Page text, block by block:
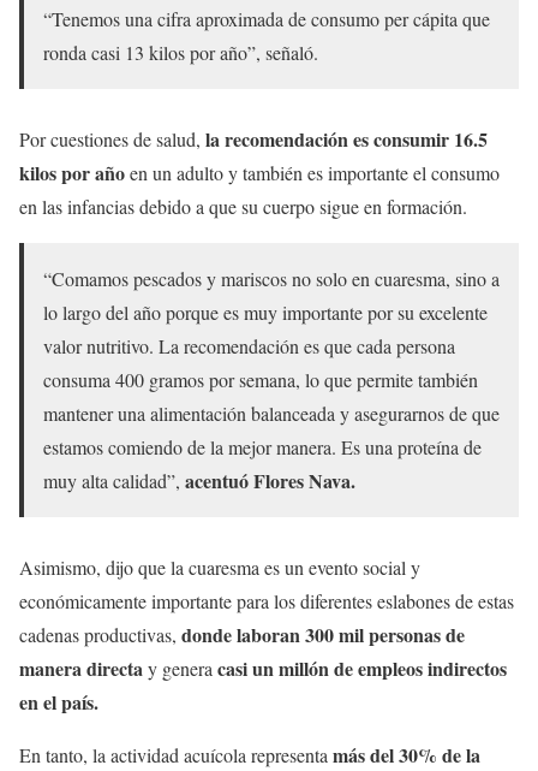
“Tenemos una cifra aproximada de consumo per cápita que
ronda casi 13 kilos por año”, señaló.
Por cuestiones de salud, la recomendación es consumir 16.5
kilos por añoen un adulto y también es importante el consumo
en las infancias debido a que su cuerpo sigue en formación.
“Comamos pescados y mariscos no solo en cuaresma, sino a
lo largo del año porque es muy importante por su excelente
valor nutritivo. La recomendación es que cada persona
consuma 400 gramos por semana, lo que permite también
mantener una alimentación balanceada y asegurarnos de que
estamos comiendo de la mejor manera. Es una proteína de
muy alta calidad”, acentuó Flores Nava.
Asimismo, dijo que la cuaresma es un evento social y
económicamente importante para los diferentes eslabones de estas
cadenas productivas, donde laboran 300 mil personas de
manera directa y genera casi un millón de empleos indirectos
en el país.
En tanto, la actividad acuícola representa más del 30% de la